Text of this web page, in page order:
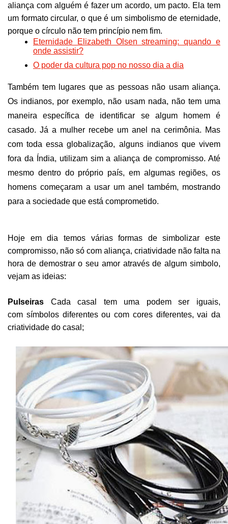
aliança com alguém é fazer um acordo, um pacto. Ela tem
um formato circular, o que é um simbolismo de eternidade,
porque o círculo não tem princípio nem fim.
Eternidade Elizabeth Olsen streaming: quando e
onde assistir?
O poder da cultura pop no nosso dia a dia
Também tem lugares que as pessoas não usam aliança.
Os indianos, por exemplo, não usam nada, não tem uma
maneira específica de identificar se algum homem é
casado. Já a mulher recebe um anel na cerimônia. Mas
com toda essa globalização, alguns indianos que vivem
fora da Índia, utilizam sim a aliança de compromisso. Até
mesmo dentro do próprio país, em algumas regiões, os
homens começaram a usar um anel também, mostrando
para a sociedade que está comprometido.
Hoje em dia temos várias formas de simbolizar este
compromisso, não só com aliança, criatividade não falta na
hora de demostrar o seu amor atravésde algum simbolo,
vejam as ideias:
Pulseiras Cada casal tem uma podem ser iguais,
com símbolosdiferentes ou com cores diferentes, vai da
criatividade do casal;